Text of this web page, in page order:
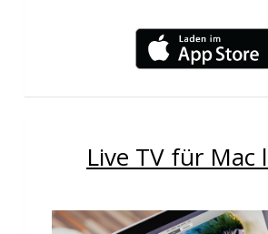
Live TV für Mac